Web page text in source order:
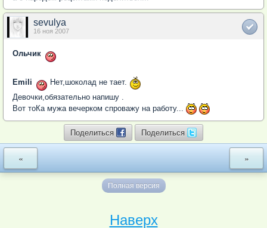
sevulya
16 ноя 2007
Ольчик
Emili
Нет,шоколад не тает.
Девочки,обязательно напишу .
Вот тоКа мужа вечерком спроважу на работу...
Поделиться Поделиться
« »
Полная версия
Наверх